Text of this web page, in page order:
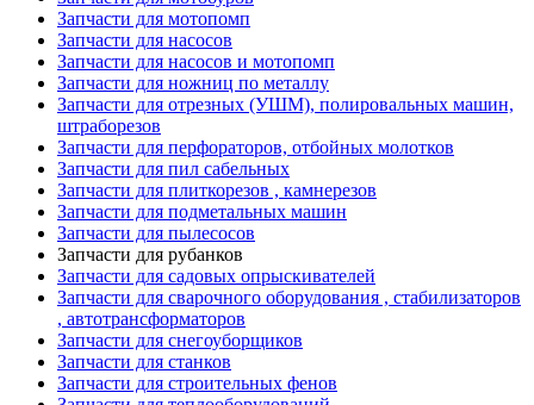
Запчасти для мотопомп
Запчасти для насосов
Запчасти для насосов и мотопомп
Запчасти для ножниц по металлу
Запчасти для отрезных (УШМ), полировальных машин,
штраборезов
Запчасти для перфораторов, отбойных молотков
Запчасти для пил сабельных
Запчасти для плиткорезов , камнерезов
Запчасти для подметальных машин
Запчасти для пылесосов
Запчасти для рубанков
Запчасти для садовых опрыскивателей
Запчасти для сварочного оборудования , стабилизаторов
, автотрансформаторов
Запчасти для снегоуборщиков
Запчасти для станков
Запчасти для строительных фенов